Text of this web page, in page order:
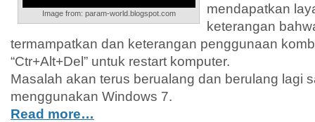
Image from: param-world.blogspot.com
mendapatkan
keterangan
termampatkan dan keterangan penggunaan
“Ctr+Alt+Del” untuk restart komputer.
Masalah akan terus berualang dan berulang lagi
menggunakan Windows 7.
Read more…